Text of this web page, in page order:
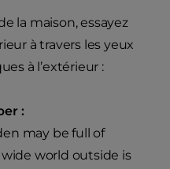
la maison, essayez
à travers les yeux
à l’extérieur :
:
may be full of
world outside is